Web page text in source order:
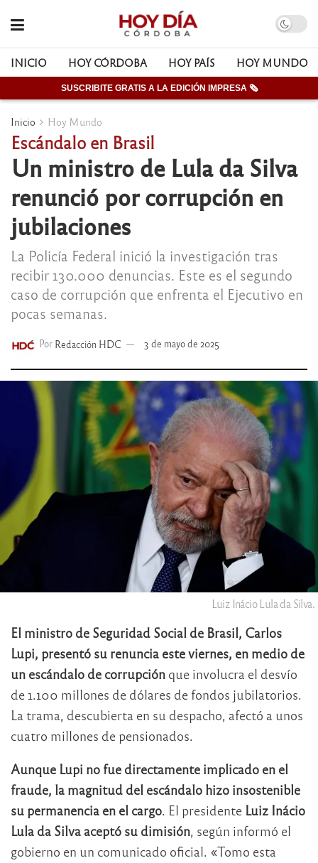
INICIO HOY CÓRDOBA HOY PAÍS HOY MUNDO
SUSCRIBITE GRATIS A LA EDICIÓN IMPRESA 🗞
Inicio Hoy Mundo
Escándalo en Brasil
Un ministro de Lula da Silva
renunció por corrupción en
jubilaciones
La Policía Federal inició la investigación tras
recibir 130.000 denuncias. Este es el segundo
caso de corrupción que enfrenta el Ejecutivo en
pocas semanas.
Por Redacción HDC 3 de mayo de 2025
Luiz Inácio Lula da Silva.
El ministro de Seguridad Social de Brasil, Carlos
Lupi, presentó su renuncia este viernes, en medio de
un escándalo de corrupción que involucra el desvío
de 1.100 millones de dólares de fondos jubilatorios.
La trama, descubierta en su despacho, afectó a unos
cuatro millones de pensionados.
Aunque Lupi no fue directamente implicado en el
fraude, la magnitud del escándalo hizo insostenible
su permanencia en el cargo. El presidente Luiz Inácio
Lula da Silva aceptó su dimisión, según informó el
gobierno en un comunicado oficial. «Tomo esta